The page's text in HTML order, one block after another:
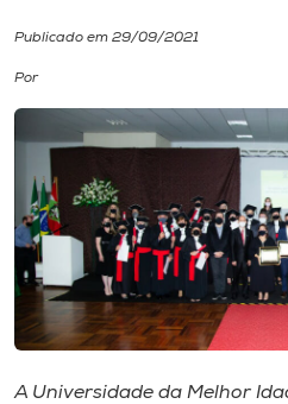
Biblioteca
Editora
Rádio
Publicado em 29/09/2021
Por
A Universidade da Melhor